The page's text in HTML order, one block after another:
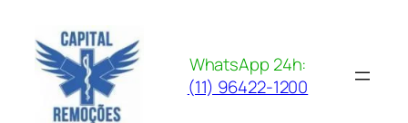
para
conteúdo
WhatsApp 24h:
(11) 96422-1200